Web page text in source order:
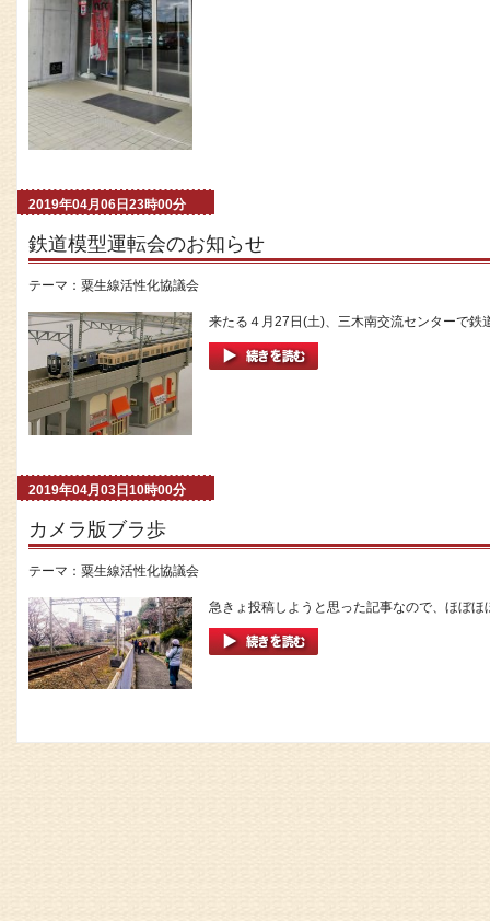
2019年04月06日23時00分
鉄道模型運転会のお知らせ
テーマ： 粟生線活性化協議会
来たる４月27日(土)、三木南交流センターで
2019年04月03日10時00分
カメラ版ブラ歩
テーマ： 粟生線活性化協議会
急きょ投稿しようと思った記事なので、ほぼ